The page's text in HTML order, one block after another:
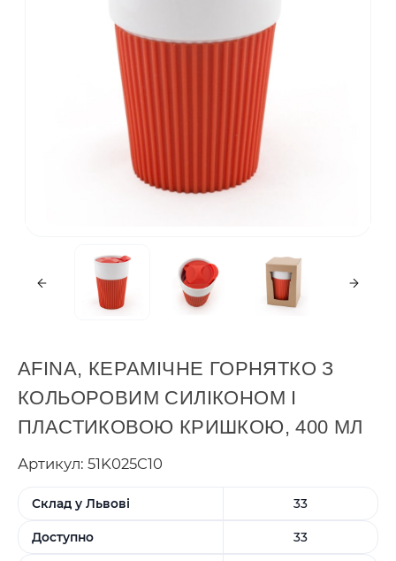
AFINA, КЕРАМІЧНЕ ГОРНЯТКО З
КОЛЬОРОВИМ СИЛІКОНОМ І
ПЛАСТИКОВОЮ КРИШКОЮ, 400 МЛ
Артикул: 51K025C10
Склад у Львові 33
Доступно 33